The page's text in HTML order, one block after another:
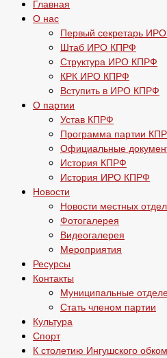
Главная
О нас
Первый секретарь
Штаб ИРО КПРФ
Структура ИРО КПРФ
КРК ИРО КПРФ
Вступить в ИРО КПРФ
О партии
Устав КПРФ
Программа партии
Официальные
История КПРФ
История ИРО КПРФ
Новости
Новости местных
Фотогалерея
Видеогалерея
Мероприятия
Ресурсы
Контакты
Муниципальные
Стать членом партии
Культура
Спорт
К столетию Ингушского